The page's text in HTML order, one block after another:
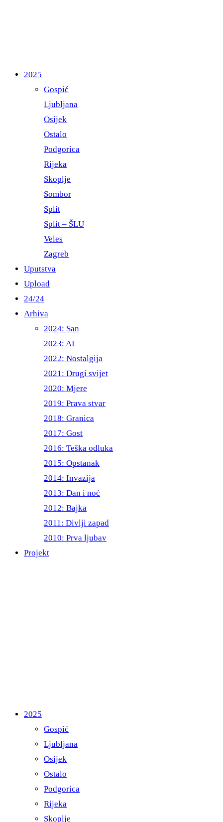
2025
Gospić
Ljubljana
Osijek
Ostalo
Podgorica
Rijeka
Skoplje
Sombor
Split
Split – ŠLU
Veles
Zagreb
Uputstva
Upload
24/24
Arhiva
2024: San
2023: AI
2022: Nostalgija
2021: Drugi svijet
2020: Mjere
2019: Prava stvar
2018: Granica
2017: Gost
2016: Teška odluka
2015: Opstanak
2014: Invazija
2013: Dan i noć
2012: Bajka
2011: Divlji zapad
2010: Prva ljubav
Projekt
2025
Gospić
Ljubljana
Osijek
Ostalo
Podgorica
Rijeka
Skoplje